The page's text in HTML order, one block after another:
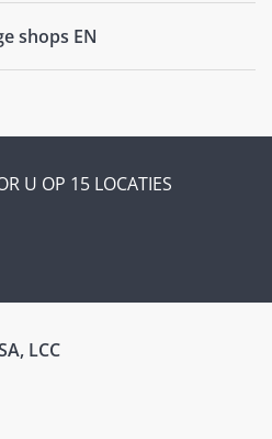
shops EN
U OP 15 LOCATIES
LCC